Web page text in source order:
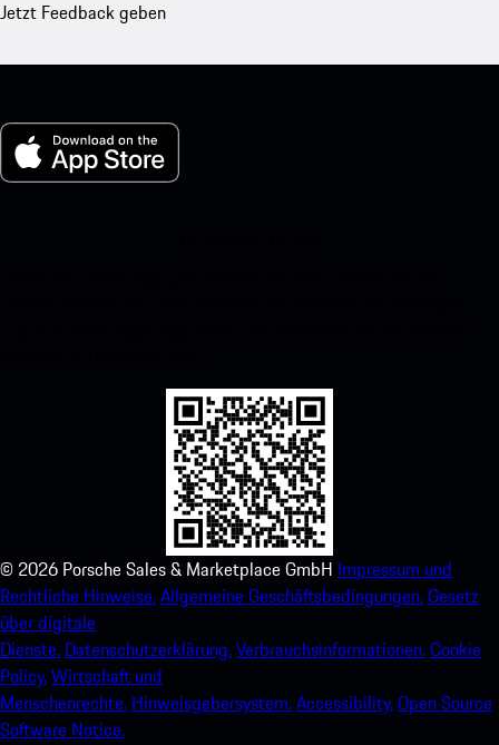
Jetzt Feedback geben
© 2026 Porsche Sales & Marketplace GmbH Impressum und
Rechtliche Hinweise.Allgemeine Geschäftsbedingungen.Gesetz
über digitale
Dienste. Datenschutzerklärung.Verbrauchsinformationen.Cookie
Policy.Wirtschaft und
Menschenrechte. Hinweisgebersystem.Accessibility.Open Source
Software Notice.